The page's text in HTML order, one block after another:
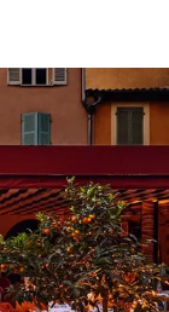
dit zijn